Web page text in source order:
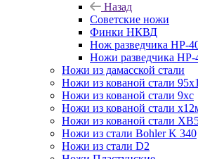
Назад
Советские ножи
Финки НКВД
Нож разведчика НР-
Ножи разведчика
Ножи из дамасской стали
Ножи из кованой стали
Ножи из кованой стали 9хс
Ножи из кованой стали
Ножи из кованой стали
Ножи из стали Bohler K 340
Ножи из стали D2